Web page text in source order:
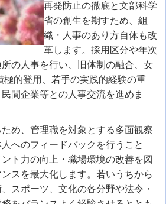
再発防止の徹底と文部科学
省の創生を期すため、組
織・人事のあり方自体も改
革します。採用区分や年次
の人事を行い、旧体制の融合、女
極的登用、若手の実践的経験の重
間企業等との人事交流を進めま
め、管理職を対象とする多面観察
へのフィードバックを行うこと
ト力の向上・職場環境の改善を図
スを最大化します。若いうちから
スポーツ、文化の各分野や法令・